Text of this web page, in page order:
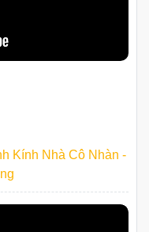
Kính Nhà Cô Nhàn -